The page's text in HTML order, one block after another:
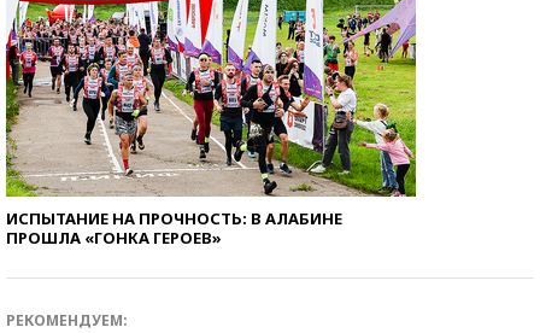
ИСПЫТАНИЕ НА ПРОЧНОСТЬ: В АЛАБИНЕ
ПРОШЛА «ГОНКА ГЕРОЕВ»
РЕКОМЕНДУЕМ: